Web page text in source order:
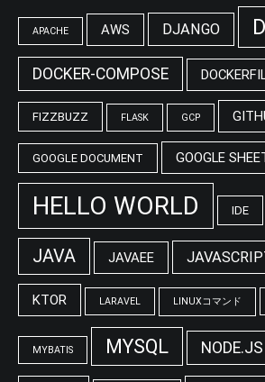
APACHE AWS DJANGO
DOCKER-COMPOSE
FIZZBUZZ FLASK GCP
GOOGLE DOCUMENT GOOGLE
HELLO WORLD IDE
JAVA JAVAEE
KTOR LARAVEL LINUXコマンド
MYBATIS MYSQL NODE.JS